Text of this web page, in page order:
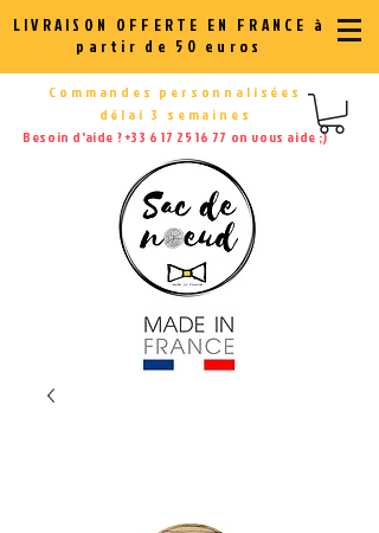
LIVRAISON OFFERTE EN FRANCE à
partir de 50 euros
Commandes personnalisées
délai 3 semaines
Besoin d'aide ?+33 6 17 25 16 77 on vous aide ;)